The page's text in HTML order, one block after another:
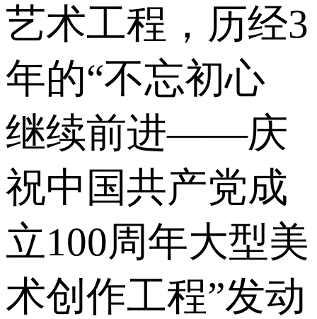
艺术工程，历经3
年的“不忘初心
继续前进——庆
祝中国共产党成
立100周年大型美
术创作工程”发动